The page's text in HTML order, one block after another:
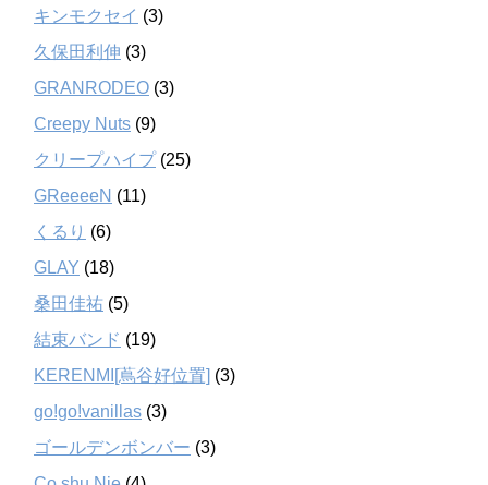
キンモクセイ (3)
久保田利伸 (3)
GRANRODEO (3)
Creepy Nuts (9)
クリープハイプ(25)
GReeeeN (11)
くるり (6)
GLAY (18)
桑田佳祐 (5)
結束バンド (19)
KERENMI[蔦谷好位置] (3)
go!go!vanillas (3)
ゴールデンボンバー (3)